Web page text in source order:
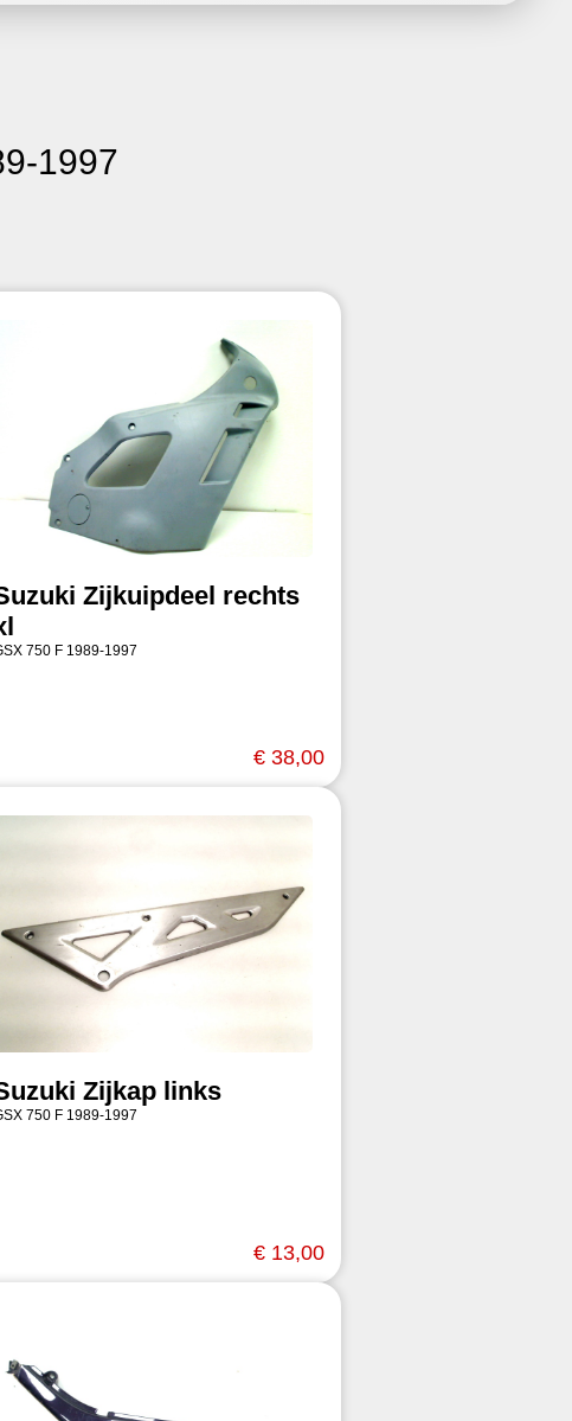
1997
Zijkuipdeel rechts
750 F 1989-1997
€ 38,00
Zijkap links
750 F 1989-1997
€ 13,00